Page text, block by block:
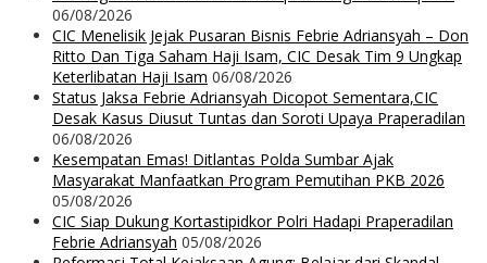
06/08/2026
CIC Menelisik Jejak Pusaran Bisnis Febrie Adriansyah – Don
Ritto Dan Tiga Saham Haji Isam, CIC Desak Tim 9 Ungkap
Keterlibatan Haji Isam 06/08/2026
Status Jaksa Febrie Adriansyah Dicopot Sementara,CIC
Desak Kasus Diusut Tuntas dan Soroti Upaya Praperadilan
06/08/2026
Kesempatan Emas! Ditlantas Polda Sumbar Ajak
Masyarakat Manfaatkan Program Pemutihan PKB 2026
05/08/2026
CIC Siap Dukung Kortastipidkor Polri Hadapi Praperadilan
Febrie Adriansyah 05/08/2026